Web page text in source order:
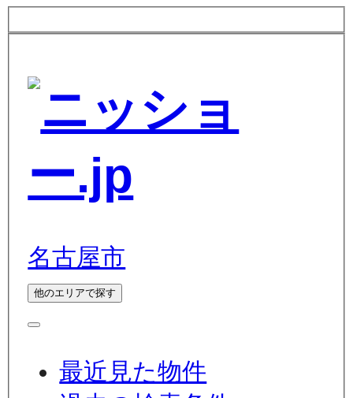
名古屋市
他のエリアで探す
最近見た物件